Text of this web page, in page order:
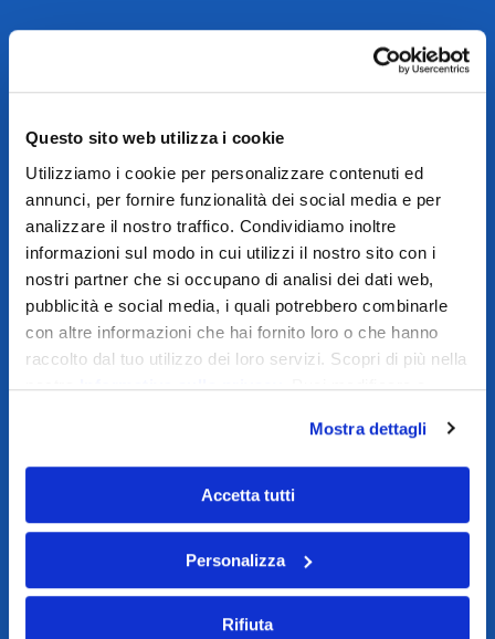
Questo sito web utilizza i cookie
Utilizziamo i cookie per personalizzare contenuti ed
annunci, per fornire funzionalità dei social media e per
analizzare il nostro traffico. Condividiamo inoltre
informazioni sul modo in cui utilizzi il nostro sito con i
nostri partner che si occupano di analisi dei dati web,
pubblicità e social media, i quali potrebbero combinarle
con altre informazioni che hai fornito loro o che hanno
raccolto dal tuo utilizzo dei loro servizi. Scopri di più nella
nostraInformativa sulla privacy. Puoi modificare o
Mostra dettagli
Accetta tutti
Personalizza
Rifiuta